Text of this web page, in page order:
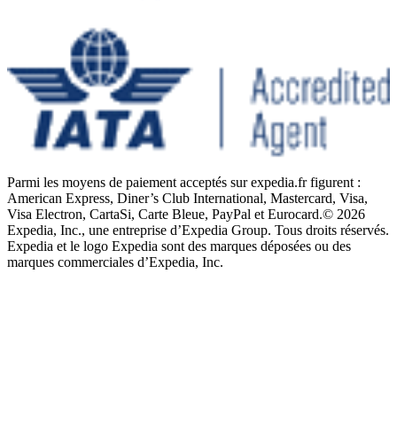
Parmi les moyens de paiement acceptés sur expedia.fr figurent :
American Express, Diner’s Club International, Mastercard, Visa,
Visa Electron, CartaSi, Carte Bleue, PayPal et Eurocard.© 2026
Expedia, Inc., une entreprise d’Expedia Group. Tous droits réservés.
Expedia et le logo Expedia sont des marques déposées ou des
marques commerciales d’Expedia, Inc.